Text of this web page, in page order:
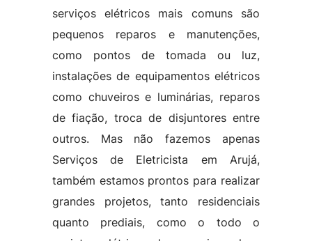
serviços elétricos mais comuns são
pequenos reparos e manutenções,
como pontos de tomada ou luz,
instalações de equipamentos elétricos
como chuveiros e luminárias, reparos
de fiação, troca de disjuntores entre
outros. Mas não fazemos apenas
Serviços de Eletricista em Arujá,
também estamos prontos para realizar
grandes projetos, tanto residenciais
quanto prediais, como o todo o